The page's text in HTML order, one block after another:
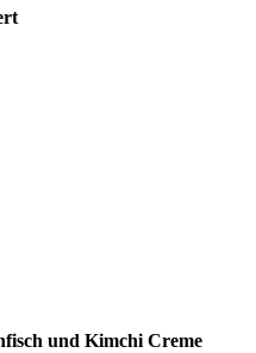
und Kimchi Creme